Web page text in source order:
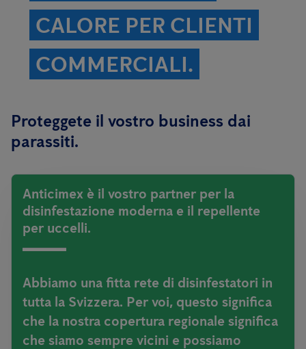
CALORE PER CLIENTI
COMMERCIALI.
Proteggete il vostro business dai
parassiti.
Anticimex è il vostro partner per la
disinfestazione moderna e il repellente
per uccelli.
Abbiamo una fitta rete di disinfestatori in
tutta la Svizzera. Per voi, questo significa
che la nostra copertura regionale significa
che siamo sempre vicini e possiamo